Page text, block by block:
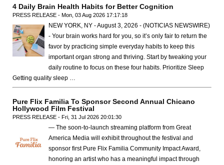
4 Daily Brain Health Habits for Better Cognition
PRESS RELEASE - Mon, 03 Aug 2026 17:17:18
NEW YORK, NY - August 3, 2026 - (NOTICIAS NEWSWIRE)
- Your brain works hard for you, so it’s only fair to return the
favor by practicing simple everyday habits to keep this
important organ strong and thriving. Start by tweaking your
daily routine to focus on these four habits. Prioritize Sleep
Getting quality sleep …
Pure Flix Familia To Sponsor Second Annual Chicano
Hollywood Film Festival
PRESS RELEASE - Fri, 31 Jul 2026 20:01:30
— The soon-to-launch streaming platform from Great
America Media will exhibit throughout the festival and
sponsor first Pure Flix Familia Community Impact Award,
honoring an artist who has a meaningful impact through